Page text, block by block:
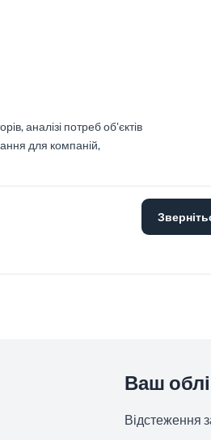
аналізі потреб об'єктів
для компаній,
Ваш
Відстеження